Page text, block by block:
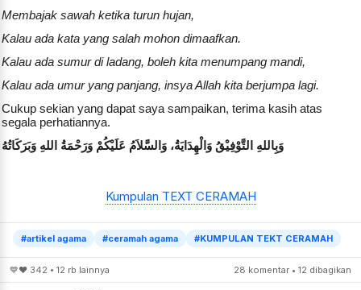
Membajak sawah ketika turun hujan,
Kalau ada kata yang salah mohon dimaafkan.
Kalau ada sumur di ladang, boleh kita menumpang mandi,
Kalau ada umur yang panjang, insya Allah kita berjumpa lagi.
Cukup sekian yang dapat saya sampaikan, terima kasih atas
segala perhatiannya.
وَبِاللهِ التَّوْفِيْقُ وَالْهِدَايَةُ، وَالسَّلاَمُ عَلَيْكُمْ وَرَحْمَةُ اللهِ وَبَرَكَاتُهُ
Kumpulan TEXT CERAMAH
#artikel agama #ceramah agama #KUMPULAN TEKT CERAMAH
💙❤️ 342 • 12 rb lainnya 28 komentar • 12 dibagikan